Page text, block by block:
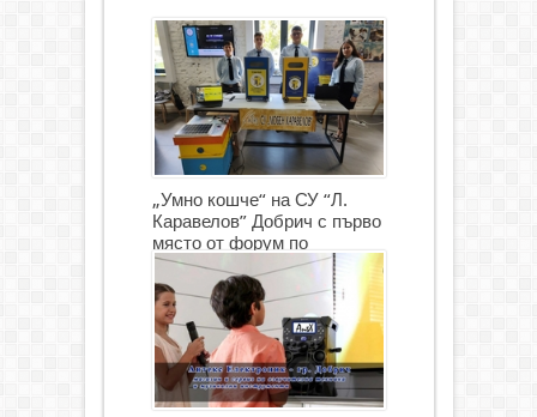
„Умно кошче“ на СУ “Л.
Каравелов” Добрич с първо
място от форум по
роботика